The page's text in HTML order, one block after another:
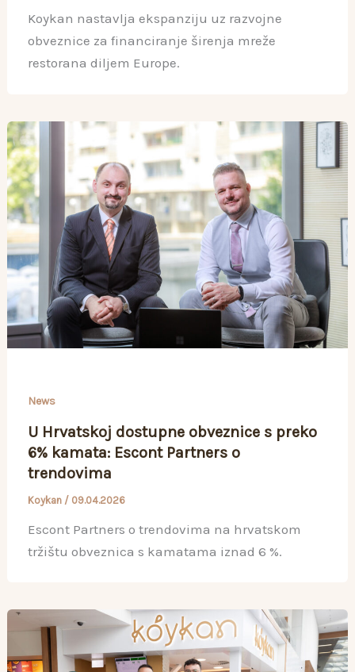
Koykan nastavlja ekspanziju uz razvojne
obveznice za financiranje širenja mreže
restorana diljem Europe.
News
U Hrvatskoj dostupne obveznice s preko
6% kamata: Escont Partners o
trendovima
Koykan / 09.04.2026
Escont Partners o trendovima na hrvatskom
tržištu obveznica s kamatama iznad 6 %.